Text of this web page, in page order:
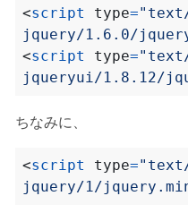
<script type=
jquery/1.6.0/
<script type=
jqueryui/1.8.12/
ちなみに、
<script type=
jquery/1/